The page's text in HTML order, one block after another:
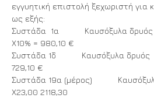
εγγυητική επιστολή ξεχωριστή για
ως εξής:
Συστάδα 1α Καυσόξυλα δρυός
Χ10% = 980,10 €
Συστάδα 1δ Καυσόξυλα δρυός
729,10 €
Συστάδα 19α (μέρος)
Χ23,00 2118,30